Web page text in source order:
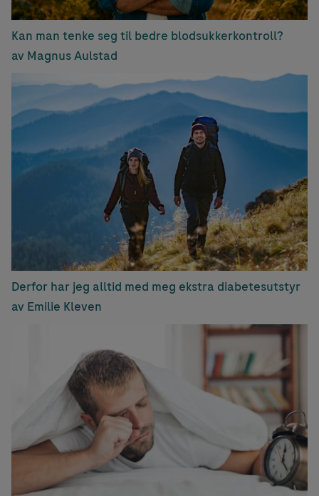
Kan man tenke seg til bedre blodsukkerkontroll?
av Magnus Aulstad
Derfor har jeg alltid med meg ekstra diabetesutstyr
av Emilie Kleven